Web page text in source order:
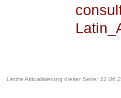
Letzte Aktualisierung dieser Seite: